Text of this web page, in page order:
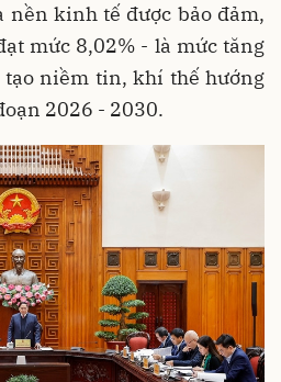
nền kinh tế được bảo đảm,
mức 8,02% - là mức tăng
niềm tin, khí thế hướng
2026 - 2030.